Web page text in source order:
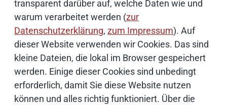
transparent darüber auf, welche Daten wie und
warum verarbeitet werden (zur
Datenschutzerklärung,zum Impressum). Auf
dieser Website verwenden wir Cookies. Das sind
kleine Dateien, die lokal im Browser gespeichert
werden. Einige dieser Cookies sind unbedingt
erforderlich, damit Sie diese Website nutzen
können und alles richtig funktioniert. Über die
Karen Hoffmann-Abraham
Stellvertretende Pressesprecherin
040 42846-3736